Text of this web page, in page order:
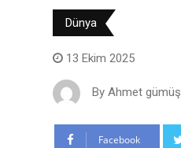
Dünya
13 Ekim 2025
By Ahmet gümüş
Facebook